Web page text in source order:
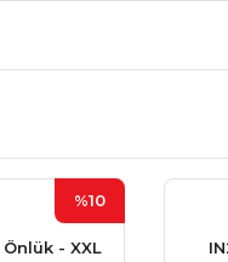
%10
- XXL